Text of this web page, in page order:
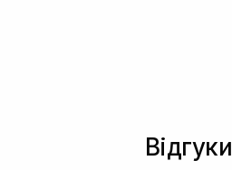
Відгуки